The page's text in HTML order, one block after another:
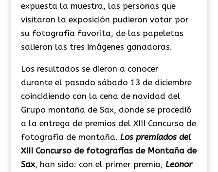
expuesta la muestra, las personas que
visitaron la exposición pudieron votar por
su fotografía favorita, de las papeletas
salieron las tres imágenes ganadoras.
Los resultados se dieron a conocer
durante elpasado sábado 13 de diciembre
coincidiendo con la cena de navidad del
Grupo montaña de Sax, donde se procedió
a la entrega de premios del XIII Concurso de
fotografía de montaña. Los premiados del
XIII Concurso de fotografías de Montaña de
Sax, han sido: con el primer premio, Leonor